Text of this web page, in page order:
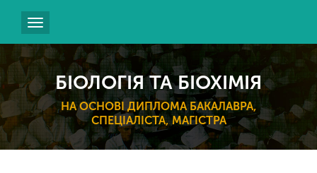
Toggle
navigation
БІОЛОГІЯ ТА БІОХІМІЯ
НА ОСНОВІ ДИПЛОМА БАКАЛАВРА,
СПЕЦІАЛІСТА, МАГІСТРА